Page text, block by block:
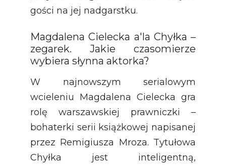
gości na jej nadgarstku.
Magdalena Cielecka a'la Chyłka –
zegarek. Jakie czasomierze
wybiera słynna aktorka?
W najnowszym serialowym
wcieleniu Magdalena Cielecka gra
rolę warszawskiej prawniczki –
bohaterki serii książkowej napisanej
przez Remigiusza Mroza. Tytułowa
Chyłka jest inteligentną,